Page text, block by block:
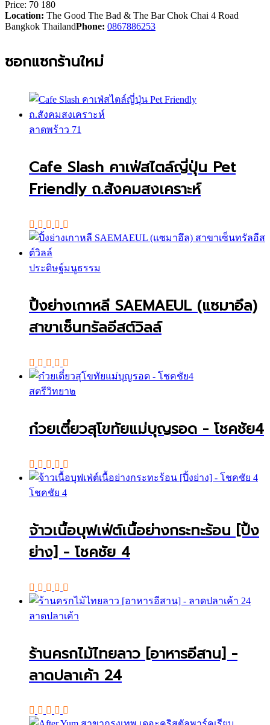
Price: 70 180
Location: The Good The Bad & The Bar Chok Chai 4 Road
Bangkok ThailandPhone: 0867886253
ซอกแซกร้านใหม่
ลาดพร้าว 71
Cafe Slash คาเฟ่สไตล์ญี่ปุ่น Pet
Friendly ถ.สังคมสงเคราะห์
ประดิษฐ์มนูธรรม
ปิ้งย่างเกาหลี SAEMAEUL (แซมาอึล)
สาขาเซ็นทรัลอีสต์วิลล์
สตรีวิทยา๒
ก๋วยเตี๋ยวสุโขทัยแม่บุญรอด - โชคชัย4
โชคชัย 4
จ้าวเนื้อบุฟเฟ่ต์เนื้อย่างกระทะร้อน [ปิ้ง
ย่าง] - โชคชัย 4
ลาดปลาเค้า
ร้านครกไม้ไทยลาว [อาหารอีสาน] -
ลาดปลาเค้า 24